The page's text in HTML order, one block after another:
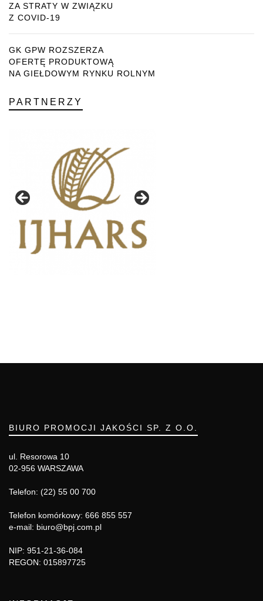
ZA STRATY W ZWIĄZKU
Z COVID-19
GK GPW ROZSZERZA
OFERTĘ PRODUKTOWĄ
NA GIEŁDOWYM RYNKU ROLNYM
PARTNERZY
BIURO PROMOCJI JAKOŚCI SP. Z O.O.
ul. Resorowa 10
02-956 WARSZAWA
Telefon: (22) 55 00 700
Telefon komórkowy: 666 855 557
e-mail: biuro@bpj.com.pl
NIP: 951-21-36-084
REGON: 015897725